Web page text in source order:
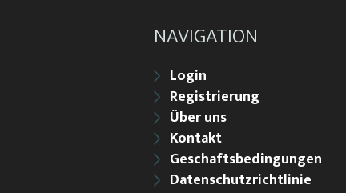
NAVIGATION
Login
Registrierung
Über uns
Kontakt
Geschaftsbedingungen
Datenschutzrichtlinie